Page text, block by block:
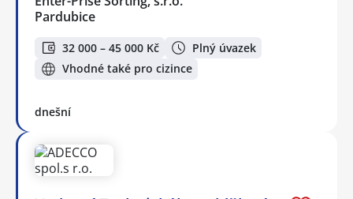
Pardubice
32 000 – 45 000 Kč
Plný úvazek
Vhodné také pro cizince
dnešní